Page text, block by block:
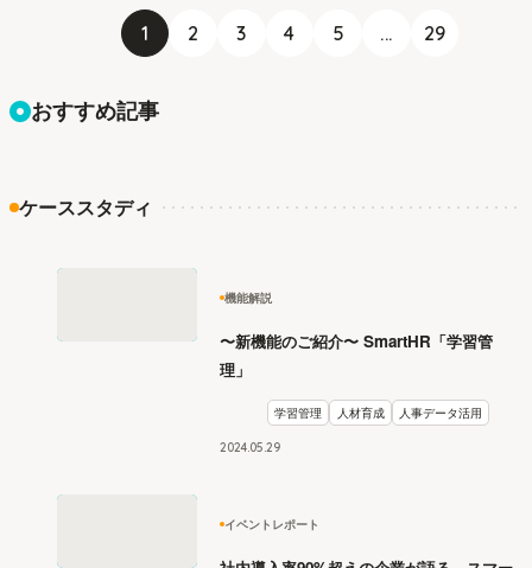
1 2 3 4 5 ... 29
おすすめ記事
ケーススタディ
機能解説
〜新機能のご紹介〜 SmartHR「学習管
理」
学習管理 人材育成 人事データ活用
2024 05 29
イベントレポート